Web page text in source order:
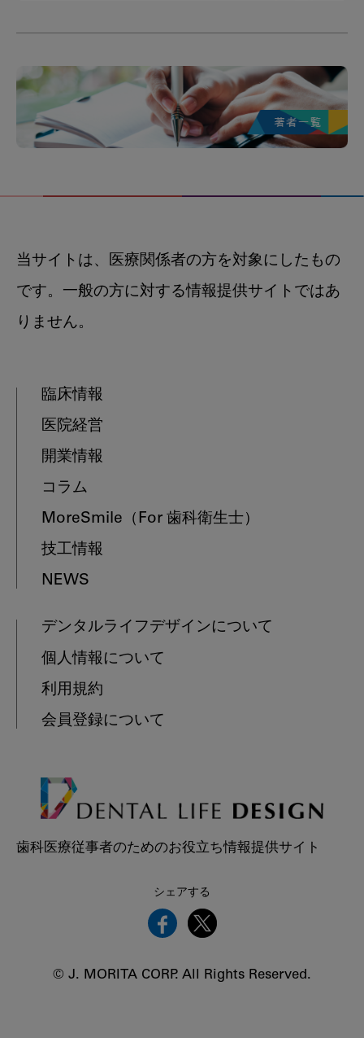
当サイトは、医療関係者の方を対象にしたもの
です。一般の方に対する情報提供サイトではあ
りません。
臨床情報
医院経営
開業情報
コラム
MoreSmile （For 歯科衛生士）
技工情報
NEWS
デンタルライフデザインについて
個人情報について
利用規約
会員登録について
歯科医療従事者のためのお役立ち情報提供サイト
シェアする
© J. MORITA CORP. All Rights Reserved.